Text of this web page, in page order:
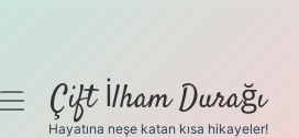
Çift İlham Durağı
Hayatına neşe katan kısa hikayeler!